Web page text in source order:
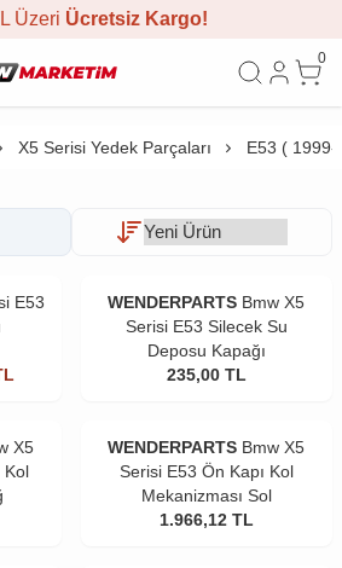
Üzeri Ücretsiz Kargo!
0
X5 Serisi Yedek Parçaları E53 ( 1999-
E53
WENDERPARTS Bmw X5
Serisi E53 Silecek Su
Deposu Kapağı
235,00 TL
X5
Kol
WENDERPARTS Bmw X5
Serisi E53 Ön Kapı Kol
Mekanizması Sol
1.966,12 TL